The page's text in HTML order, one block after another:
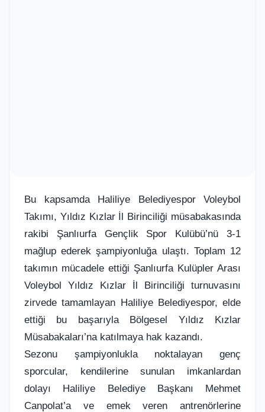
Bu kapsamda Haliliye Belediyespor Voleybol
Takımı, Yıldız Kızlar İl Birinciliği müsabakasında
rakibi Şanlıurfa Gençlik Spor Kulübü’nü 3-1
mağlup ederek şampiyonluğa ulaştı. Toplam 12
takımın mücadele ettiği Şanlıurfa Kulüpler Arası
Voleybol Yıldız Kızlar İl Birinciliği turnuvasını
zirvede tamamlayan Haliliye Belediyespor, elde
ettiği bu başarıyla Bölgesel Yıldız Kızlar
Müsabakaları’na katılmaya hak kazandı.
Sezonu şampiyonlukla noktalayan genç
sporcular, kendilerine sunulan imkanlardan
dolayı Haliliye Belediye Başkanı Mehmet
Canpolat’a ve emek veren antrenörlerine